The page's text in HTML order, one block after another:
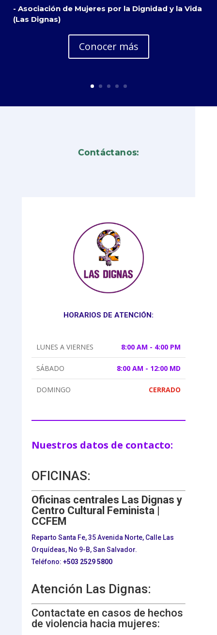
- Asociación de Mujeres por la Dignidad y la Vida
(Las Dignas)
Conocer más
Contáctanos:
HORARIOS DE ATENCIÓN:
LUNES A VIERNES 8:00 AM - 4:00 PM
SÁBADO 8:00 AM - 12:00 MD
DOMINGO CERRADO
Nuestros datos de contacto:
OFICINAS:
Oficinas centrales Las Dignas y
Centro Cultural Feminista |
CCFEM
Reparto Santa Fe, 35 Avenida Norte, Calle Las
Orquídeas, No 9-B, San Salvador.
Teléfono: +503 2529 5800
Atención Las Dignas:
Contactate en casos de hechos
de violencia hacia mujeres: